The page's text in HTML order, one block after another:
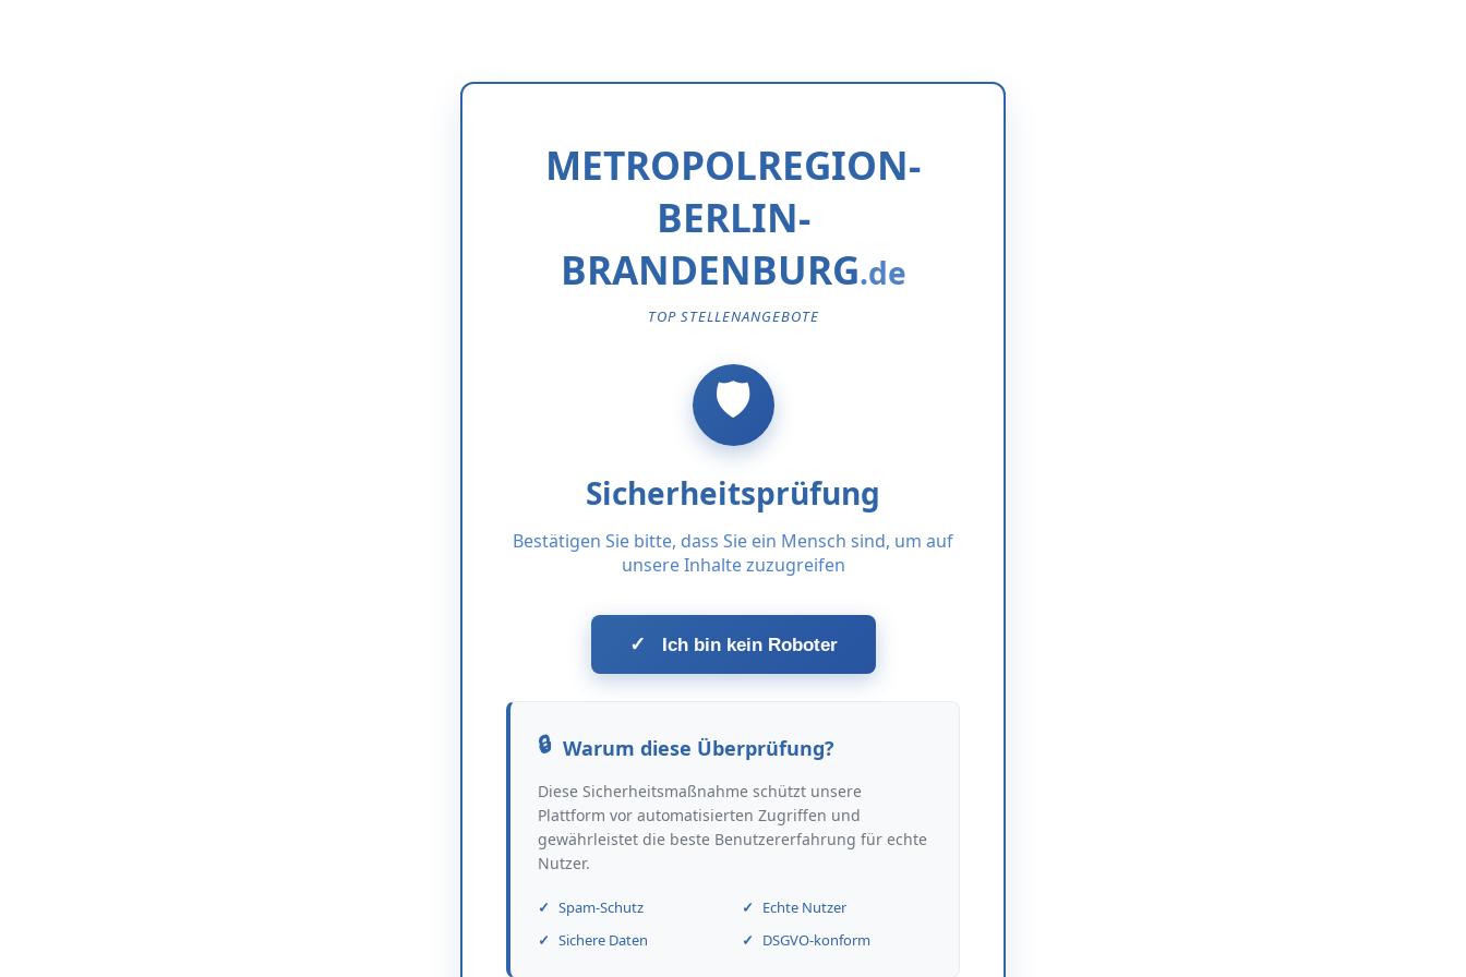
METROPOLREGION-
BERLIN-
BRANDENBURG
TOP STELLENANGEBOTE
Sicherheitsprüfung
Bestätigen Sie bitte, dass Sie ein Mensch sind, um auf
unsere Inhalte zuzugreifen
✓ Ich bin kein Roboter
Warum diese Überprüfung?
Diese Sicherheitsmaßnahme schützt unsere
Plattform vor automatisierten Zugriffen und
gewährleistet die beste Benutzererfahrung für echte
Nutzer.
Spam-Schutz
Echte Nutzer
Sichere Daten
DSGVO-konform